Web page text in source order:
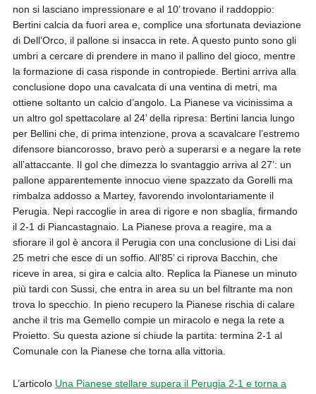
non si lasciano impressionare e al 10’ trovano il raddoppio:
Bertini calcia da fuori area e, complice una sfortunata deviazione
di Dell’Orco, il pallone si insacca in rete. A questo punto sono gli
umbri a cercare di prendere in mano il pallino del gioco, mentre
la formazione di casa risponde in contropiede. Bertini arriva alla
conclusione dopo una cavalcata di una ventina di metri, ma
ottiene soltanto un calcio d’angolo. La Pianese va vicinissima a
un altro gol spettacolare al 24’ della ripresa: Bertini lancia lungo
per Bellini che, di prima intenzione, prova a scavalcare l’estremo
difensore biancorosso, bravo però a superarsi e a negare la rete
all’attaccante. Il gol che dimezza lo svantaggio arriva al 27’: un
pallone apparentemente innocuo viene spazzato da Gorelli ma
rimbalza addosso a Martey, favorendo involontariamente il
Perugia. Nepi raccoglie in area di rigore e non sbaglia, firmando
il 2-1 di Piancastagnaio. La Pianese prova a reagire, ma a
sfiorare il gol è ancora il Perugia con una conclusione di Lisi dai
25 metri che esce di un soffio. All’85’ ci riprova Bacchin, che
riceve in area, si gira e calcia alto. Replica la Pianese un minuto
più tardi con Sussi, che entra in area su un bel filtrante ma non
trova lo specchio. In pieno recupero la Pianese rischia di calare
anche il tris ma Gemello compie un miracolo e nega la rete a
Proietto. Su questa azione si chiude la partita: termina 2-1 al
Comunale con la Pianese che torna alla vittoria.
L’articolo Una Pianese stellare supera il Perugia 2-1 e torna a